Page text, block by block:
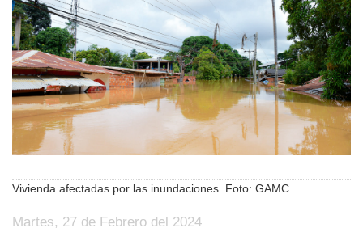
Vivienda afectadas por las inundaciones. Foto: GAMC
Martes, 27 de Febrero del 2024